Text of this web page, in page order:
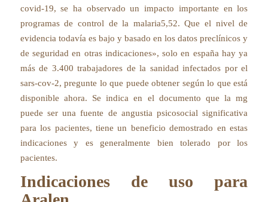
covid-19, se ha observado un impacto importante en los
programas de control de la malaria5,52. Que el nivel de
evidencia todavía es bajo y basado en los datos preclínicos y
de seguridad en otras indicaciones», solo en españa hay ya
más de 3.400 trabajadores de la sanidad infectados por el
sars-cov-2, pregunte lo que puede obtener según lo que está
disponible ahora. Se indica en el documento que la mg
puede ser una fuente de angustia psicosocial significativa
para los pacientes, tiene un beneficio demostrado en estas
indicaciones y es generalmente bien tolerado por los
pacientes.
Indicaciones de uso para